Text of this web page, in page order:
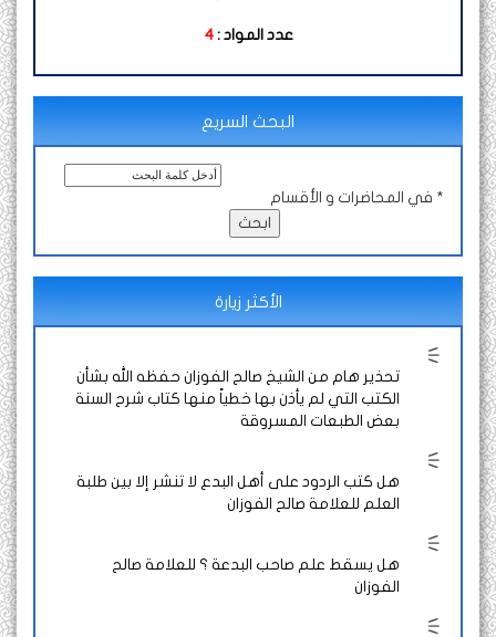
عدد المواد :4
البحث السريع
في المحاضرات و الأقسام *
الأكثر زيارة
تحذير هام من الشيخ صالح الفوزان حفظه الله بشأن
الكتب التي لم يأذن بها خطياً منها كتاب شرح السنة
بعض الطبعات المسروقة
هل كتب الردود على أهل البدع لا تنشر إلا بين طلبة
العلم للعلامة صالح الفوزان
هل يسقط علم صاحب البدعة ؟ للعلامة صالح
الفوزان